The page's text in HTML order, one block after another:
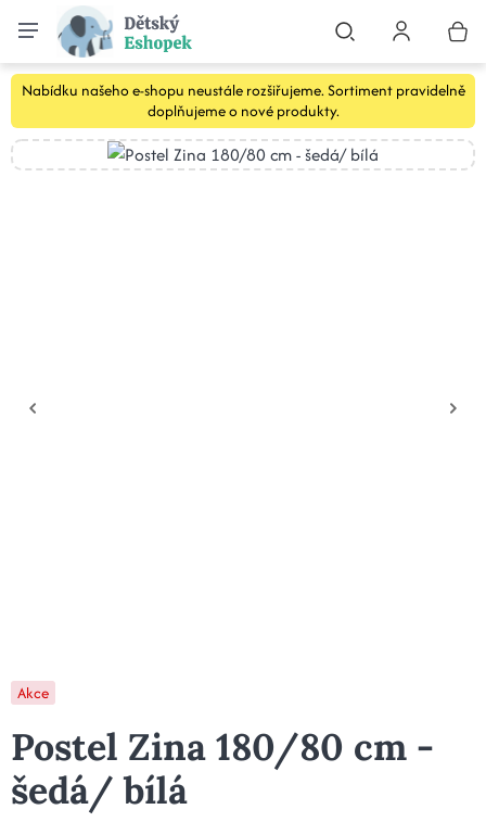
Nabídku našeho e-shopu neustále rozšiřujeme. Sortiment pravidelně
doplňujeme o nové produkty.
Akce
Postel Zina 180/80 cm -
šedá/ bílá